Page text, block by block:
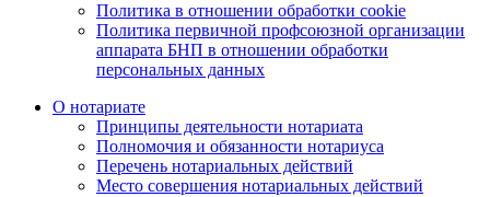
Политика в отношении обработки cookie
Политика первичной профсоюзной организации
аппарата БНП в отношении обработки
персональных данных
О нотариате
Принципы деятельности нотариата
Полномочия и обязанности нотариуса
Перечень нотариальных действий
Место совершения нотариальных действий